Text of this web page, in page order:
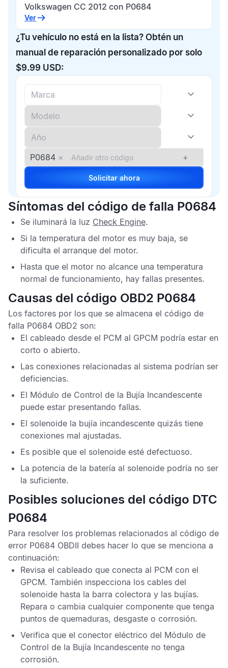
Volkswagen CC 2012 con P0684
Ver
¿Tu vehículo no está en la lista? Obtén un
manual de reparación personalizado por solo
$9.99 USD:
P0684 × +
Solicitar ahora
Síntomas del código de falla P0684
Se iluminará la luz Check Engine.
Si la temperatura del motor es muy baja, se
dificulta el arranque del motor.
Hasta que el motor no alcance una temperatura
normal de funcionamiento, hay fallas presentes.
Causas del código OBD2 P0684
Los factores por los que se almacena el código de
falla P0684 OBD2 son:
El cableado desde el PCM al GPCM podría estar en
corto o abierto.
Las conexiones relacionadas al sistema podrían ser
deficiencias.
El Módulo de Control de la Bujía Incandescente
puede estar presentando fallas.
El solenoide la bujía incandescente quizás tiene
conexiones mal ajustadas.
Es posible que el solenoide esté defectuoso.
La potencia de la batería al solenoide podría no ser
la suficiente.
Posibles soluciones del código DTC
P0684
Para resolver los problemas relacionados al código de
error P0684 OBDII debes hacer lo que se menciona a
continuación:
Revisa el cableado que conecta al PCM con el
GPCM. También inspecciona los cables del
solenoide hasta la barra colectora y las bujías.
Repara o cambia cualquier componente que tenga
puntos de quemaduras, desgaste o corrosión.
Verifica que el conector eléctrico del Módulo de
Control de la Bujía Incandescente no tenga
corrosión.